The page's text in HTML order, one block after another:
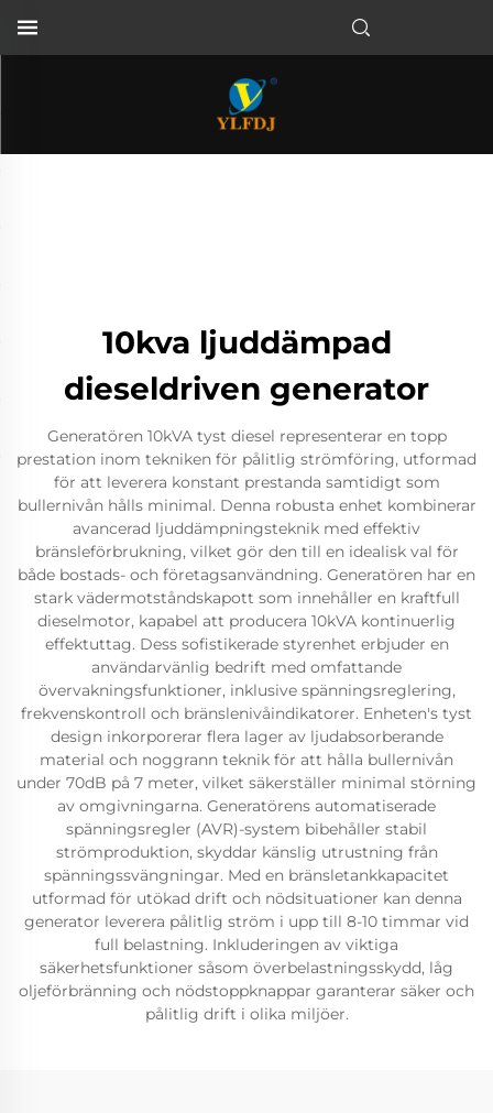
10kva ljuddämpad
dieseldriven generator
Generatören 10kVA tyst diesel representerar en topp
prestation inom tekniken för pålitlig strömföring, utformad
för att leverera konstant prestanda samtidigt som
bullernivån hålls minimal. Denna robusta enhet kombinerar
avancerad ljuddämpningsteknik med effektiv
bränsleförbrukning, vilket gör den till en idealisk val för
både bostads- och företagsanvändning. Generatören har en
stark vädermotståndskapott som innehåller en kraftfull
dieselmotor, kapabel att producera 10kVA kontinuerlig
effektuttag. Dess sofistikerade styrenhet erbjuder en
användarvänlig bedrift med omfattande
övervakningsfunktioner, inklusive spänningsreglering,
frekvenskontroll och bränslenivåindikatorer. Enheten's tyst
design inkorporerar flera lager av ljudabsorberande
material och noggrann teknik för att hålla bullernivån
under 70dB på 7 meter, vilket säkerställer minimal störning
av omgivningarna. Generatörens automatiserade
spänningsregler (AVR)-system bibehåller stabil
strömproduktion, skyddar känslig utrustning från
spänningssvängningar. Med en bränsletankkapacitet
utformad för utökad drift och nödsituationer kan denna
generator leverera pålitlig ström i upp till 8-10 timmar vid
full belastning. Inkluderingen av viktiga
säkerhetsfunktioner såsom överbelastningsskydd, låg
oljeförbränning och nödstoppknappar garanterar säker och
pålitlig drift i olika miljöer.